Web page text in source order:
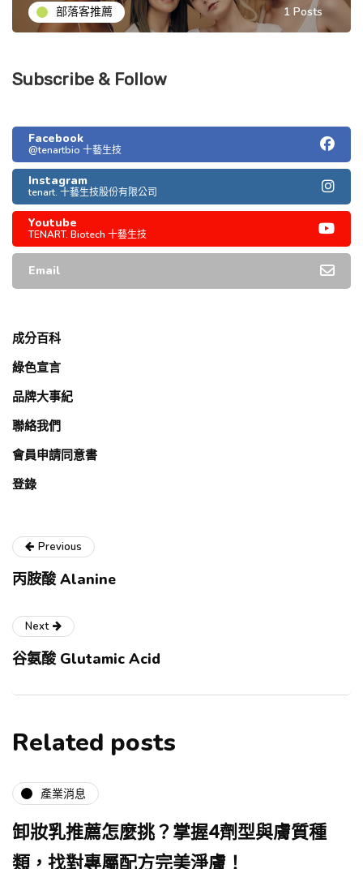
部落客推薦 1 Posts
Subscribe & Follow
Facebook
@tenartbio 十藝生技
Instagram
tenart. 十藝生技股份有限公司
Youtube
TENART. Biotech 十藝生技
Email
成分百科
綠色宣言
品牌大事紀
聯絡我們
會員申請同意書
登錄
Previous
丙胺酸 Alanine
Next
谷氨酸 Glutamic Acid
Related posts
產業消息
卸妝乳推薦怎麼挑？掌握4劑型與膚質種
類，找對專屬配方完美淨膚！